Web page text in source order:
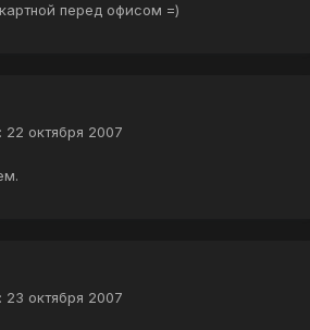
перед офисом =)
22 октября 2007
23 октября 2007